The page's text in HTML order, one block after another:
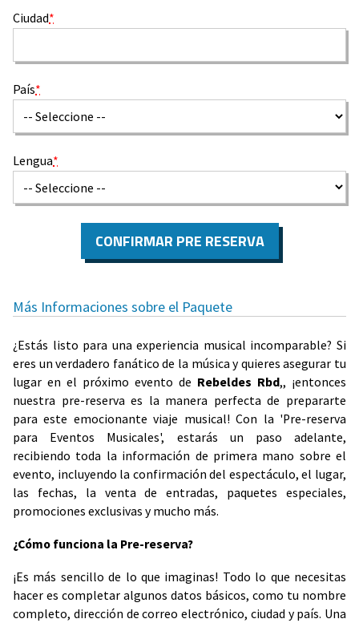
Ciudad*
País*
Lengua*
CONFIRMAR PRE RESERVA
Más Informaciones sobre el Paquete
¿Estás listo para una experiencia musical incomparable? Si
eres un verdadero fanático de la música y quieres asegurar tu
lugar en el próximo evento de Rebeldes Rbd,, ¡entonces
nuestra pre-reserva es la manera perfecta de prepararte
para este emocionante viaje musical! Con la 'Pre-reserva
para Eventos Musicales', estarás un paso adelante,
recibiendo toda la información de primera mano sobre el
evento, incluyendo la confirmación del espectáculo, el lugar,
las fechas, la venta de entradas, paquetes especiales,
promociones exclusivas y mucho más.
¿Cómo funciona la Pre-reserva?
¡Es más sencillo de lo que imaginas! Todo lo que necesitas
hacer es completar algunos datos básicos, como tu nombre
completo, dirección de correo electrónico, ciudad y país. Una